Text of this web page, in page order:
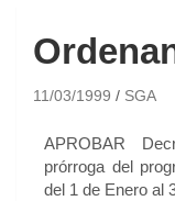
11/03/1999 SGA
APROBAR
prórroga del
del 1 de Enero al